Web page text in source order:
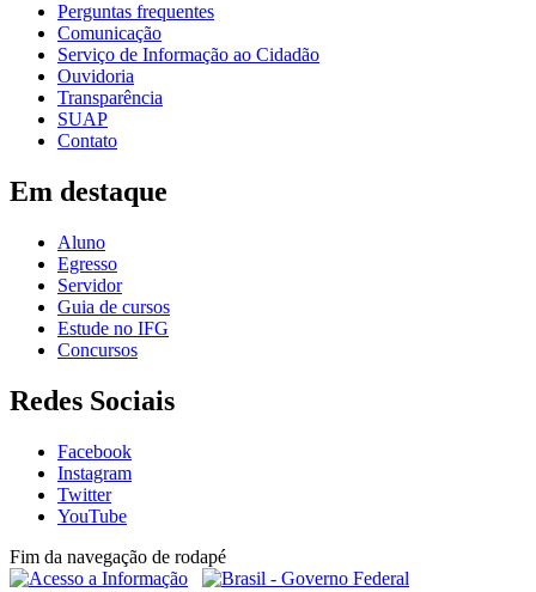
Perguntas frequentes
Comunicação
Serviço de Informação ao Cidadão
Ouvidoria
Transparência
SUAP
Contato
Em destaque
Aluno
Egresso
Servidor
Guia de cursos
Estude no IFG
Concursos
Redes Sociais
Facebook
Instagram
Twitter
YouTube
Fim da navegação de rodapé